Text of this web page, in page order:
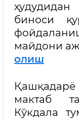
биноси
майдони
олиш
Қашқадарё
мактаб
Кўкдала